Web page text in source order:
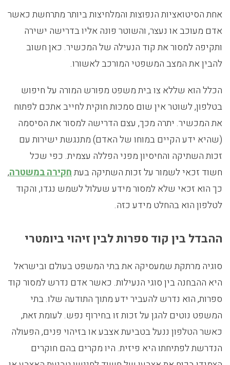
אחת הסיטואציות הנפוצות והמלחיצות ביותר מתרחשת כאשר
אדם מעוכב או נעצר, והשוטר פונה אליו בדרישה ישירה
ותקיפה למסור את קוד הנעילה של המכשיר. כאן חשוב
להבין את המצב המשפטי המורכב לאשורו.
הכלל הוא שללא צו בית משפט מפורש המורה על חיפוש
בטלפון, לשוטר אין שום סמכות חוקית לחייב אתכם לפתוח
את המכשיר. יתרה מכך, עצם הדרישה למסור את הסיסמה
(שהיא ידע הקיים במוחו של האדם) מתנגשת ישירות עם
זכות השתיקה והחיסיון מפני הפללה עצמית. כפי שכל
חשוד זכאי לשמור על זכות השתיקה בעתחקירה במשטרה,
כך הוא זכאי שלא למסור מידע שעלול לשמש נגדו, והקוד
לטלפון הוא בהחלט מידע כזה.
ההבדל בין קוד ספרות לבין זיהוי ביומטרי
סוגיה מרתקת שמעסיקה את בתי המשפט בעולם ובישראל
היא ההבחנה בין סוגי הנעילות. כאשר אדם נדרש למסור קוד
ספרות, הוא נדרש להעביר ידע מתוך התודעה שלו. בתי
המשפט נוטים להגן על זכות זו בחירוף נפש. לעומת זאת,
כאשר הטלפון ננעל בטביעת אצבע או בזיהוי פנים, הפעולה
הנדרשת לפתיחתו היא פיזית. היו מקרים בהם חוקרים